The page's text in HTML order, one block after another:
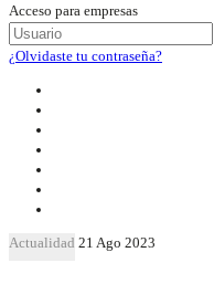
Acceso para empresas
¿Olvidaste tu contraseña?
Actualidad 21 Ago 2023